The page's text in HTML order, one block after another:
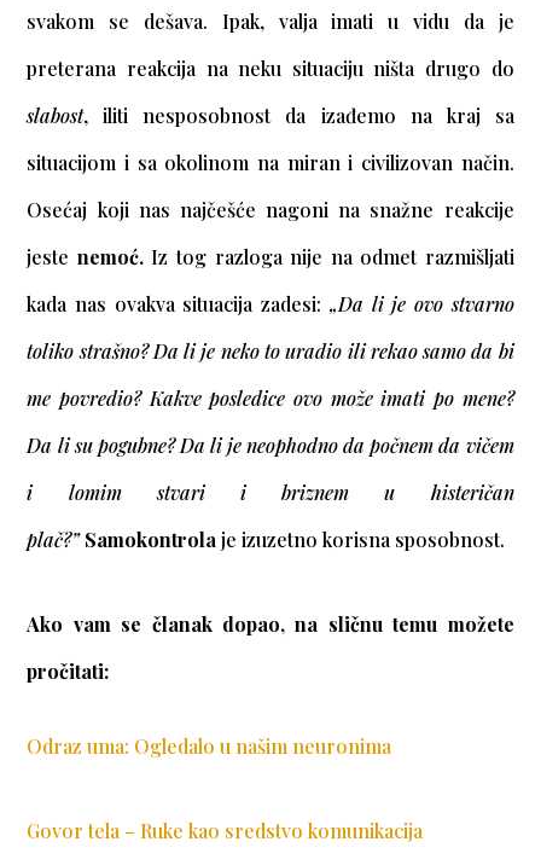
svakom se dešava. Ipak, valja imati u vidu da je
preterana reakcija na neku situaciju ništa drugo do
slabost, iliti nesposobnost da izađemo na kraj sa
situacijom i sa okolinom na miran i civilizovan način.
Osećaj koji nas najčešće nagoni na snažne reakcije
jeste nemoć.Iz tog razloga nije na odmet razmišljati
kada nas ovakva situacija zadesi: „Da li je ovo stvarno
toliko strašno? Da li je neko to uradio ili rekao samo da bi
me povredio? Kakve posledice ovo može imati po mene?
Da li su pogubne? Da li je neophodno da počnem da vičem
i lomim stvari i briznem u histeričan
plač?” Samokontrolaje izuzetno korisna sposobnost.
Ako vam se članak dopao, na sličnu temu možete
pročitati:
Odraz uma: Ogledalo u našim neuronima
Govor tela – Ruke kao sredstvo komunikacija